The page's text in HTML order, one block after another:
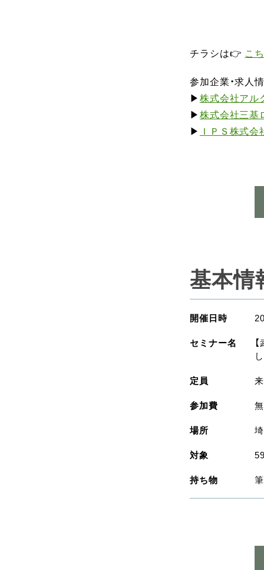
チラシは👉 こ
参加企業・求人
▶株式会社アル
▶株式会社三基
▶ ＩＰＳ株式会
基本情
開催日時
セミナー名
定員
参加費
場所
対象
持ち物